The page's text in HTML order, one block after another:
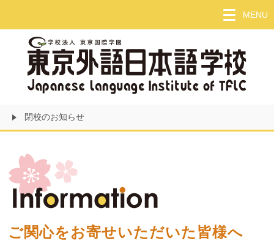
content
閉校のお知らせ
MENU
ご関心をお寄せいただいた皆様へ